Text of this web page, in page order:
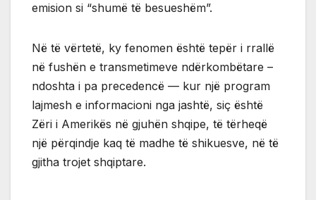
emision si “shumë të besueshëm”.
Në të vërtetë, ky fenomen është tepër i rrallë
në fushën e transmetimeve ndërkombëtare –
ndoshta i pa precedencë — kur një program
lajmesh e informacioni nga jashtë, siç është
Zëri i Amerikës në gjuhën shqipe, të tërheqë
një përqindje kaq të madhe të shikuesve, në të
gjitha trojet shqiptare.